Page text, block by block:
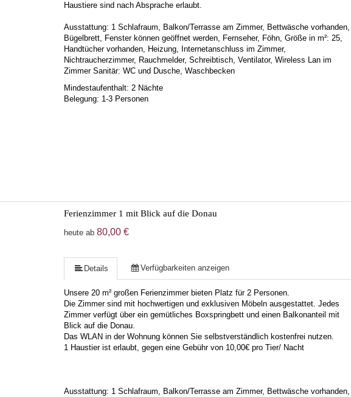
Haustiere sind nach Absprache erlaubt.
Ausstattung: 1 Schlafraum, Balkon/Terrasse am Zimmer, Bettwäsche vorhanden,
Bügelbrett, Fenster können geöffnet werden, Fernseher, Föhn, Größe in m²: 25,
Handtücher vorhanden, Heizung, Internetanschluss im Zimmer,
Nichtraucherzimmer, Rauchmelder, Schreibtisch, Ventilator, Wireless Lan im
ZimmerSanitär:WC und Dusche, Waschbecken
Mindestaufenthalt: 2 Nächte
Belegung: 1-3 Personen
Ferienzimmer 1 mit Blick auf die Donau
heute ab 80,00 €
Details Verfügbarkeiten anzeigen
Unsere 20 m² großen Ferienzimmer bieten Platz für 2 Personen.
Die Zimmer sind mit hochwertigen und exklusiven Möbeln ausgestattet. Jedes
Zimmer verfügt über ein gemütliches Boxspringbett und einen Balkonanteil mit
Blick auf die Donau.
Das WLAN in der Wohnung können Sie selbstverständlich kostenfrei nutzen.
1 Haustier ist erlaubt, gegen eine Gebühr von 10,00€ pro Tier/ Nacht
Ausstattung: 1 Schlafraum, Balkon/Terrasse am Zimmer, Bettwäsche vorhanden,